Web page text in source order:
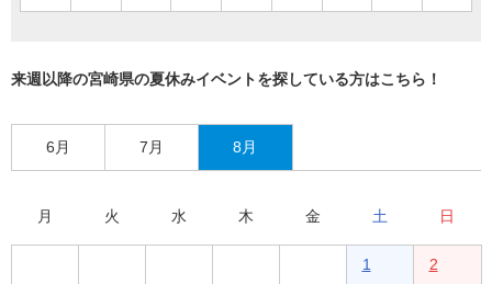
来週以降の宮崎県の夏休みイベントを探している方はこちら！
6月 7月 8月
月 火 水 木 金 土 日
1 2